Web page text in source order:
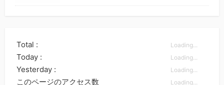
Total : Loading...
Today : Loading...
Yesterday : Loading...
このページのアクセス数 Loading...